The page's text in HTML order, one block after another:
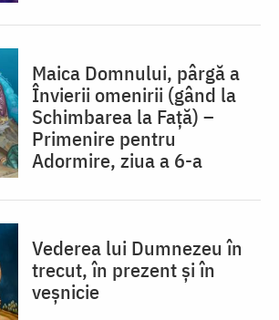
Maica Domnului, pârgă a
Învierii omenirii (gând la
Schimbarea la Față) –
Primenire pentru
Adormire, ziua a 6-a
Vederea lui Dumnezeu în
trecut, în prezent și în
veșnicie